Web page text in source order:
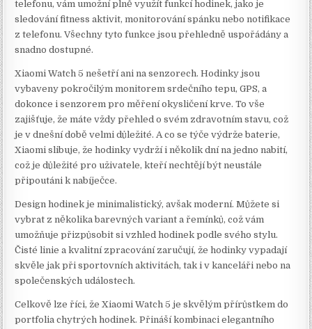
telefonu, vám umožní plně využít funkcí hodinek, jako je
sledování fitness aktivit, monitorování spánku nebo notifikace
z telefonu. Všechny tyto funkce jsou přehledně uspořádány a
snadno dostupné.
Xiaomi Watch 5 nešetří ani na senzorech. Hodinky jsou
vybaveny pokročilým monitorem srdečního tepu, GPS, a
dokonce i senzorem pro měření okysličení krve. To vše
zajišťuje, že máte vždy přehled o svém zdravotním stavu, což
je v dnešní době velmi důležité. A co se týče výdrže baterie,
Xiaomi slibuje, že hodinky vydrží i několik dní na jedno nabití,
což je důležité pro uživatele, kteří nechtějí být neustále
připoutáni k nabíječce.
Design hodinek je minimalistický, avšak moderní. Můžete si
vybrat z několika barevných variant a řemínků, což vám
umožňuje přizpůsobit si vzhled hodinek podle svého stylu.
Čisté linie a kvalitní zpracování zaručují, že hodinky vypadají
skvěle jak při sportovních aktivitách, tak i v kanceláři nebo na
společenských událostech.
Celkově lze říci, že Xiaomi Watch 5 je skvělým přírůstkem do
portfolia chytrých hodinek. Přináší kombinaci elegantního